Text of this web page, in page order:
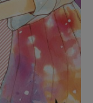
S’inscrire